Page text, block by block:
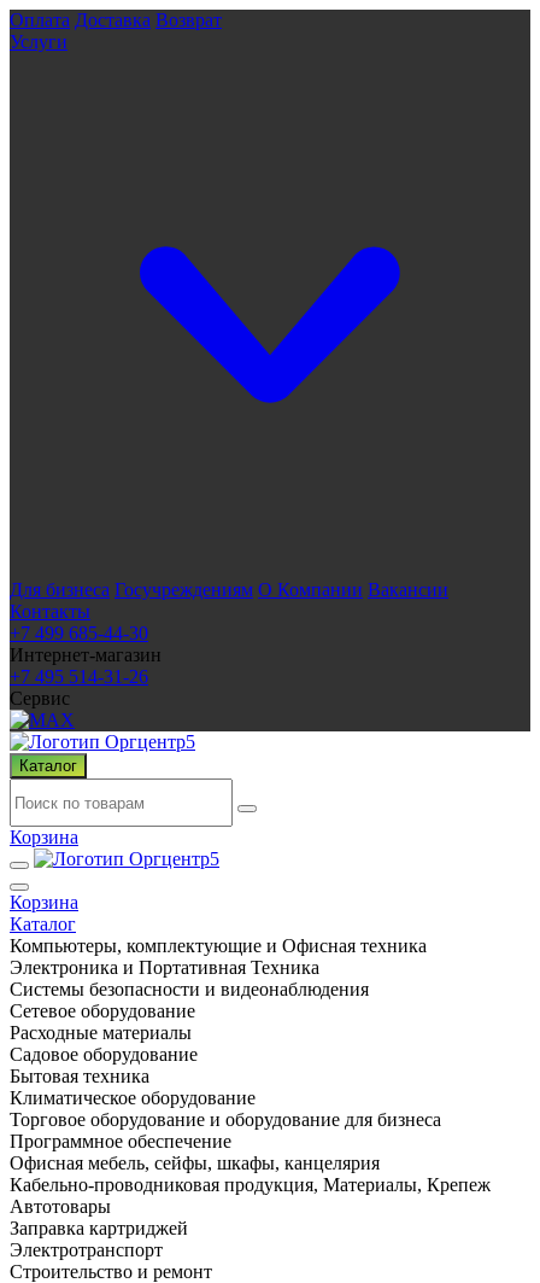
Оплата Доставка Возврат
Услуги
Для бизнеса Госучреждениям О Компании Вакансии
Контакты
+7 499 685-44-30
Интернет-магазин
+7 495 514-31-26
Сервис
Каталог
Корзина
Корзина
Каталог
Компьютеры, комплектующие и Офисная техника
Электроника и Портативная Техника
Системы безопасности и видеонаблюдения
Сетевое оборудование
Расходные материалы
Садовое оборудование
Бытовая техника
Климатическое оборудование
Торговое оборудование и оборудование для бизнеса
Программное обеспечение
Офисная мебель, сейфы, шкафы, канцелярия
Кабельно-проводниковая продукция, Материалы, Крепеж
Автотовары
Заправка картриджей
Электротранспорт
Строительство и ремонт